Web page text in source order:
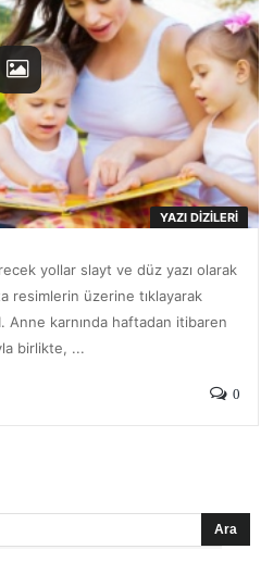
YAZI DIZILERI
yollar slayt ve düz yazı olarak
resimlerin üzerine tıklayarak
Anne karnında haftadan itibaren
birlikte, ...
0